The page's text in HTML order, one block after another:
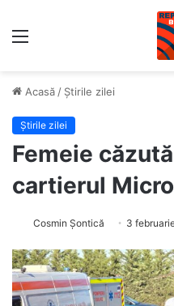
Acasă / Știrile zilei
Știrile zilei
Femeie
cartierul
Cosmin Șontică 3